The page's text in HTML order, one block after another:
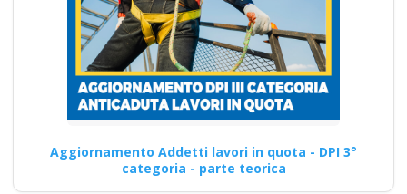
Aggiornamento Addetti lavori in quota - DPI 3°
categoria - parte teorica